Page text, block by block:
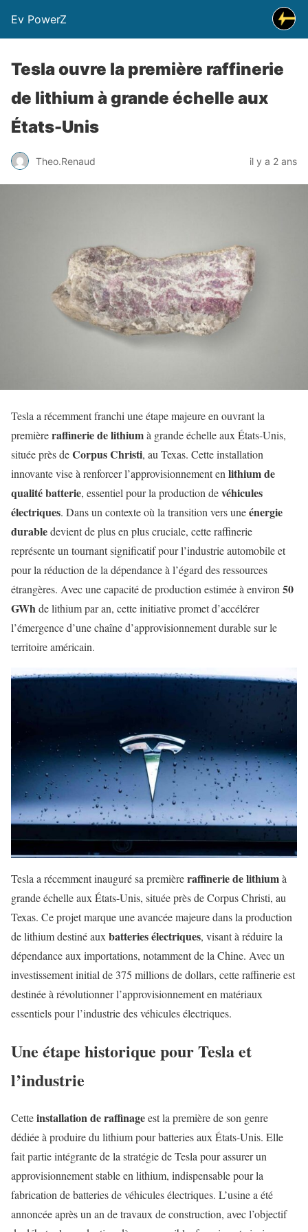
Ev PowerZ
Tesla ouvre la première raffinerie
de lithium à grande échelle aux
États-Unis
Theo.Renaud il y a 2 ans
Tesla a récemment franchi une étape majeure en ouvrant la
premièreraffinerie de lithiumà grande échelle aux États-Unis,
située près deCorpus Christi, au Texas. Cette installation
innovante vise à renforcer l’approvisionnement en lithium de
qualité batterie, essentiel pour la production devéhicules
électriques. Dans un contexte où la transition vers uneénergie
durabledevient de plus en plus cruciale, cette raffinerie
représente un tournant significatif pour l’industrie automobile et
pour la réduction de la dépendance à l’égard des ressources
étrangères. Avec une capacité de production estimée à environ 50
GWhde lithium par an, cette initiative promet d’accélérer
l’émergence d’une chaîne d’approvisionnement durable sur le
territoire américain.
Tesla a récemment inauguré sa premièreraffinerie de lithiumà
grande échelle aux États-Unis, située près de Corpus Christi, au
Texas. Ce projet marque une avancée majeure dans la production
de lithium destiné aux batteries électriques, visant à réduire la
dépendance aux importations, notamment de la Chine. Avec un
investissement initial de 375 millions de dollars, cette raffinerie est
destinée à révolutionner l’approvisionnement en matériaux
essentiels pour l’industrie des véhicules électriques.
Une étape historique pour Tesla et
l’industrie
Cetteinstallation de raffinageest la première de son genre
dédiée à produire du lithium pour batteries aux États-Unis. Elle
fait partie intégrante de la stratégie de Tesla pour assurer un
approvisionnement stable en lithium, indispensable pour la
fabrication de batteries de véhicules électriques. L’usine a été
annoncée après un an de travaux de construction, avec l’objectif